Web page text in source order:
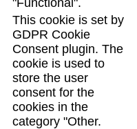
This cookie is set by
GDPR Cookie
Consent plugin. The
cookie is used to
store the user
consent for the
cookies in the
category "Other.